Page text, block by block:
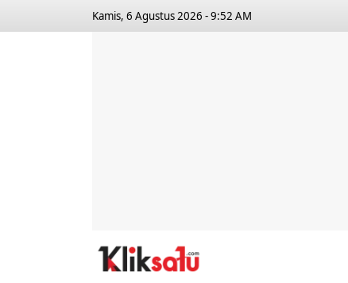
Kamis, 6 Agustus 2026 - 9:52 AM